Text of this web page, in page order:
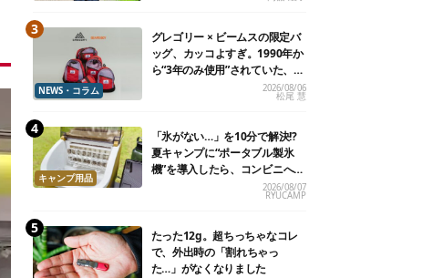
NEWS・コラム
グレゴリー × ビームスの限定バ
ッグ、カッコよすぎ。1990年か
ら“3年のみ使用”されていた、紫
2026/08/06
松尾 慧
キャンプ用品
「氷がない…」を10分で解決!?
夏キャンプに“ポータブル製氷
機”を導入したら、コンビニへ走
2026/08/07
RYUCAMP
たった12g。超ちっちゃなコレ
で、外出時の「割れちゃっ
た…」がなくなりました